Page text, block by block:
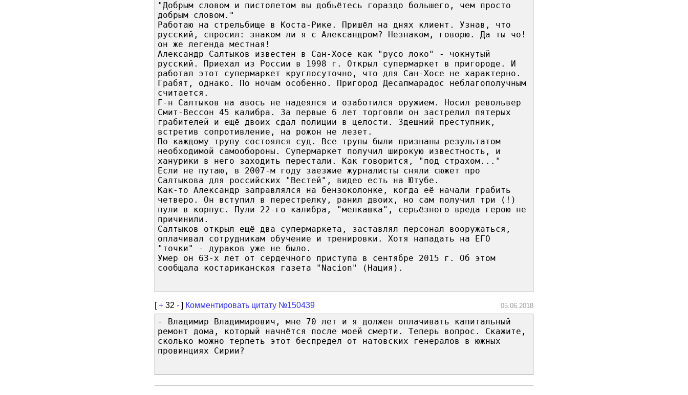
"Добрым словом и пистолетом вы добьётесь гораздо большего, чем просто
добрым словом."
Работаю на стрельбище в Коста-Рике. Пришёл на днях клиент. Узнав, что
русский, спросил: знаком ли я с Александром? Незнаком, говорю. Да ты чо!
он же легенда местная!
Александр Салтыков известен в Сан-Хосе как "русо локо" - чокнутый
русский. Приехал из России в 1998 г. Открыл супермаркет в пригороде. И
работал этот супермаркет круглосуточно, что для Сан-Хосе не характерно.
Грабят, однако. По ночам особенно. Пригород Десапмарадос неблагополучным
считается.
Г-н Салтыков на авось не надеялся и озаботился оружием. Носил револьвер
Смит-Вессон 45 калибра. За первые 6 лет торговли он застрелил пятерых
грабителей и ещё двоих сдал полиции в целости. Здешний преступник,
встретив сопротивление, на рожон не лезет.
По каждому трупу состоялся суд. Все трупы были признаны результатом
необходимой самообороны. Супермаркет получил широкую известность, и
ханурики в него заходить перестали. Как говорится, "под страхом..."
Если не путаю, в 2007-м году заезжие журналисты сняли сюжет про
Салтыкова для российских "Вестей", видео есть на Ютубе.
Как-то Александр заправлялся на бензоколонке, когда её начали грабить
четверо. Он вступил в перестрелку, ранил двоих, но сам получил три (!)
пули в корпус. Пули 22-го калибра, "мелкашка", серьёзного вреда герою не
причинили.
Салтыков открыл ещё два супермаркета, заставлял персонал вооружаться,
оплачивал сотрудникам обучение и тренировки. Хотя нападать на ЕГО
"точки" - дураков уже не было.
Умер он 63-х лет от сердечного приступа в сентябре 2015 г. Об этом
сообщала костариканская газета "Nacion" (Нация).
[+ 32 - ] Комментировать цитату №150439 05.06.2018
- Владимир Владимирович, мне 70 лет и я должен оплачивать капитальный
ремонт дома, который начнётся после моей смерти. Теперь вопрос. Скажите,
сколько можно терпеть этот беспредел от натовских генералов в южных
провинциях Сирии?